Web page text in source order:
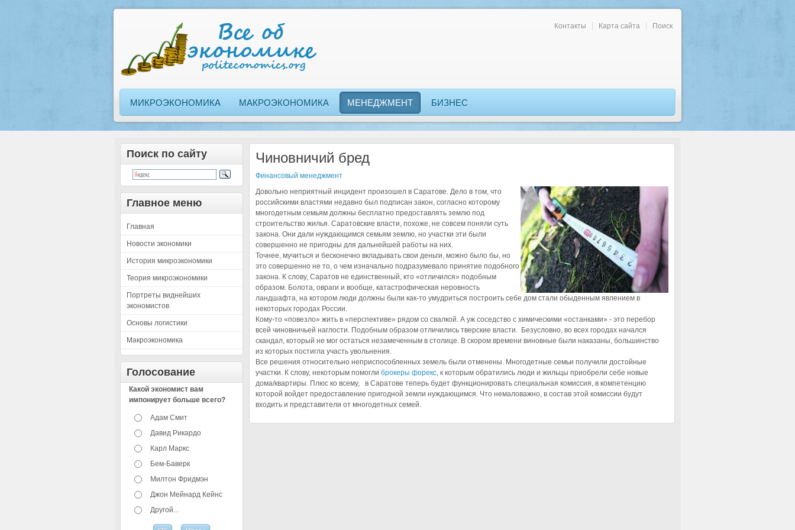
Контакты Карта сайта Поиск
МИКРОЭКОНОМИКА МАКРОЭКОНОМИКА МЕНЕДЖМЕНТ БИЗНЕС
Поиск по сайту
Главное меню
Главная
Новости экономики
История микроэкономики
Теория микроэкономики
Портреты виднейших
экономистов
Основы логистики
Макроэкономика
Голосование
Какой экономист вам
импонирует больше всего?
Адам Смит
Давид Рикардо
Карл Маркс
Бем-Баверк
Милтон Фридмэн
Джон Мейнард Кейнс
Другой...
Чиновничий бред
Финансовый менеджмент
Довольно неприятный инцидент произошел в Саратове. Дело в том, что
российскими властями недавно был подписан закон, согласно которому
многодетным семьям должны бесплатно предоставлять землю под
строительство жилья. Саратовские власти, похоже, не совсем поняли суть
закона. Они дали нуждающимся семьям землю, но участки эти были
совершенно не пригодны для дальнейшей работы на них.
Точнее, мучиться и бесконечно вкладывать свои деньги, можно было бы, но
это совершенно не то, о чем изначально подразумевало принятие подобного
закона. К слову, Саратов не единственный, кто «отличился» подобным
образом. Болота, овраги и вообще, катастрофическая неровность
ландшафта, на котором люди должны были как-то умудриться построить себе дом стали обыденным явлением в
некоторых городах России.
Кому-то «повезло» жить в «перспективе» рядом со свалкой. А уж соседство с химическими «останками» - это перебор
всей чиновничьей наглости. Подобным образом отличились тверские власти. Безусловно, во всех городах начался
скандал, который не мог остаться незамеченным в столице. В скором времени виновные были наказаны, большинство
из которых постигла участь увольнения.
Все решения относительно неприспособленных земель были отменены. Многодетные семьи получили достойные
участки. К слову, некоторым помоглиброкеры форекс, к которым обратились люди и жильцы приобрели себе новые
дома/квартиры. Плюс ко всему, в Саратове теперь будет функционировать специальная комиссия, в компетенцию
которой войдет предоставление пригодной земли нуждающимся. Что немаловажно, в состав этой комиссии будут
входить и представители от многодетных семей.